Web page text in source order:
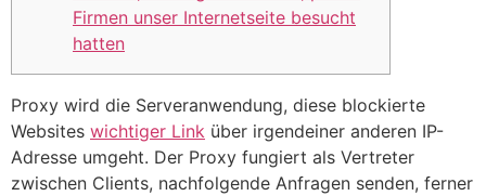
Firmen unser Internetseite besucht
hatten
Proxy wird die Serveranwendung, diese blockierte
Websites wichtiger Link über irgendeiner anderen IP-
Adresse umgeht. Der Proxy fungiert als Vertreter
zwischen Clients, nachfolgende Anfragen senden, ferner